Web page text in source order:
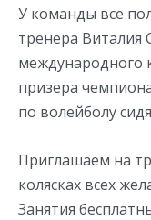
У команды все
тренера Виталия
международного
призера
по волейболу
Приглашаем на
колясках всех
Занятия